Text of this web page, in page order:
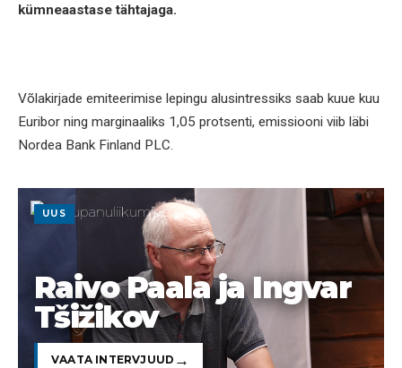
kümneaastase tähtajaga.
Võlakirjade emiteerimise lepingu alusintressiks saab kuue kuu
Euribor ning marginaaliks 1,05 protsenti, emissiooni viib läbi
Nordea Bank Finland PLC.
UUS
Raivo Paala ja Ingvar
Tšižikov
VAATA INTERVJUUD